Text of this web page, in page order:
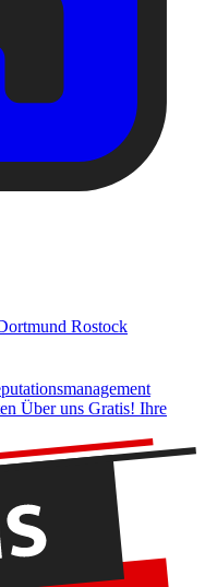
Rostock
Über uns Gratis! Ihre